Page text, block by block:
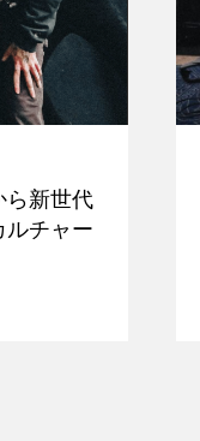
ら新世代
ルチャー